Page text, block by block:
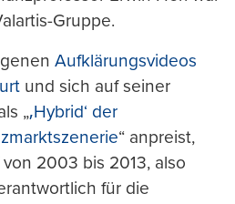
Gruppe.
Aufklärungsvideos
und sich auf seiner
„‚Hybrid‘ der
“ anpreist,
2003 bis 2013, also
für die